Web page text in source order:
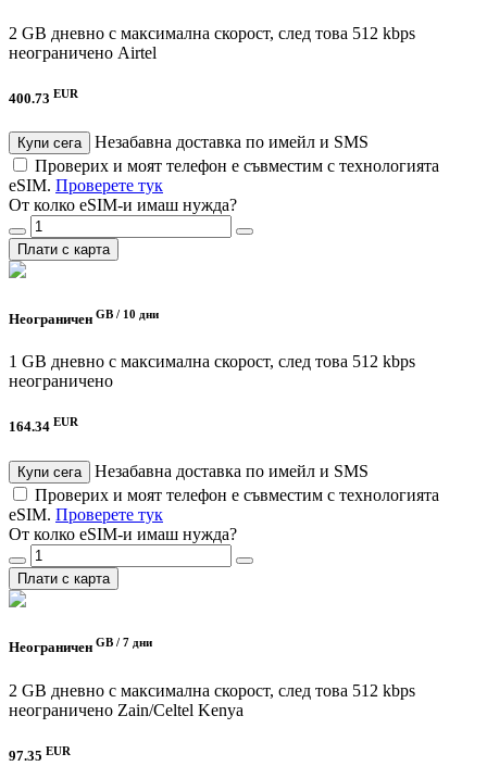
2 GB дневно с максимална скорост, след това 512 kbps
неограничено Airtel
400.73 EUR
Купи сега
Незабавна доставка по имейл и SMS
Проверих и моят телефон е съвместим с технологията
eSIM. Проверете тук
От колко eSIM-и имаш нужда?
Плати с карта
Неограничен GB / 10 дни
1 GB дневно с максимална скорост, след това 512 kbps
неограничено
164.34 EUR
Купи сега
Незабавна доставка по имейл и SMS
Проверих и моят телефон е съвместим с технологията
eSIM. Проверете тук
От колко eSIM-и имаш нужда?
Плати с карта
Неограничен GB / 7 дни
2 GB дневно с максимална скорост, след това 512 kbps
неограничено Zain/Celtel Kenya
97.35 EUR